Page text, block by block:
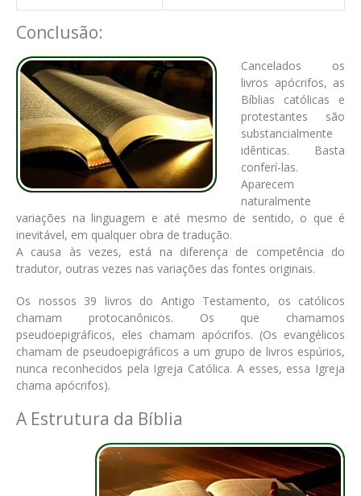
Conclusão:
Cancelados os
livros apócrifos, as
Bíblias católicas e
protestantes são
substancialmente
idênticas. Basta
conferí-las.
Aparecem
naturalmente
variações na linguagem e até mesmo de sentido, o que é
inevitável, em qualquer obra de tradução.
A causa às vezes, está na diferença de competência do
tradutor, outras vezes nas variações das fontes originais.
Os nossos 39 livros do Antigo Testamento, os católicos
chamam protocanônicos. Os que chamamos
pseudoepigráficos, eles chamam apócrifos. (Os evangélicos
chamam de pseudoepigráficos a um grupo de livros espúrios,
nunca reconhecidos pela Igreja Católica. A esses, essa Igreja
chama apócrifos).
A Estrutura da Bíblia